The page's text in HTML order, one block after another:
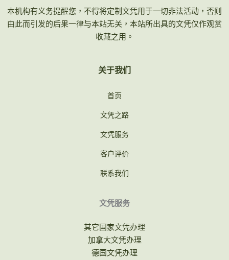
本机构有义务提醒您，不得将定制文凭用于一切非法活动，否则
由此而引发的后果一律与本站无关，本站所出具的文凭仅作观赏
收藏之用。
关于我们
首页
文凭之路
文凭服务
客户评价
联系我们
文凭服务
其它国家文凭办理
加拿大文凭办理
德国文凭办理